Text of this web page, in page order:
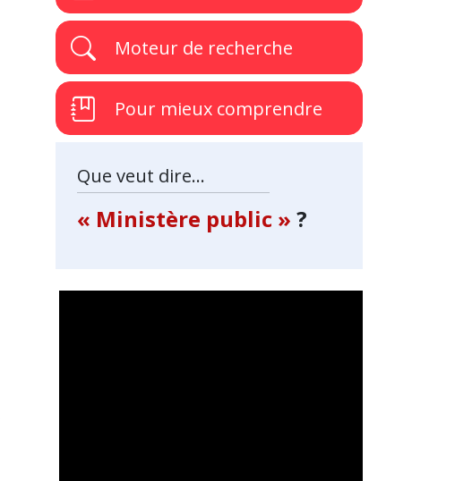
Moteur de recherche
Pour mieux comprendre
Que veut dire...
« Ministère public »?